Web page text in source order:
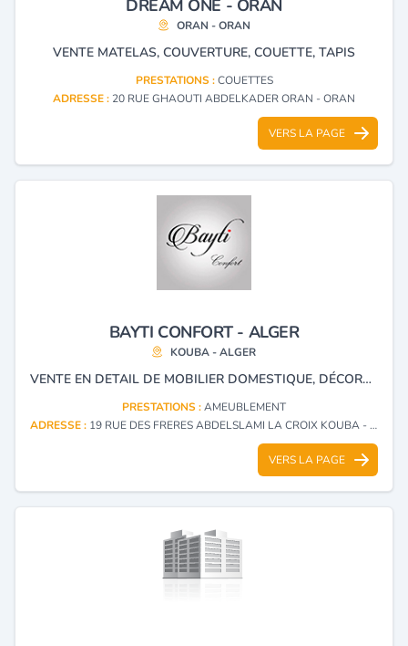
DREAM ONE - ORAN
ORAN - ORAN
VENTE MATELAS, COUVERTURE, COUETTE, TAPIS
PRESTATIONS :COUETTES
ADRESSE : 20 RUE GHAOUTI ABDELKADER ORAN - ORAN
VERS LA PAGE
BAYTI CONFORT - ALGER
KOUBA - ALGER
VENTE EN DETAIL DE MOBILIER DOMESTIQUE, DÉCORATION INTERIEUR ET LINGE DE MAISON.
PRESTATIONS :AMEUBLEMENT
ADRESSE : 19 RUE DES FRERES ABDELSLAMI LA CROIX KOUBA - ALGER
VERS LA PAGE